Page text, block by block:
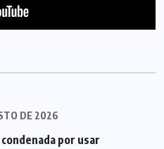
DE 2026
por usar